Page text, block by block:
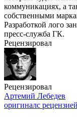
коммуникациях, а
собственными
Разработкой лого
пресс-служба ГК.
Рецензировал
Рецензировал
Артемий Лебедев
оригиналс рецензией